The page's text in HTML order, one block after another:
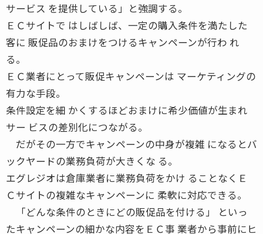
サービス を提供している」と強調する。
ＥＣサイトで はしばしば、一定の購入条件を満たした
客に 販促品のおまけをつけるキャンペーンが行わ れ
る。
ＥＣ業者にとって販促キャンペーンは マーケティングの
有力な手段。
条件設定を細 かくするほどおまけに希少価値が生まれ
サー ビスの差別化につながる。
だがその一方でキャンペーンの中身が複雑 になるとバ
ックヤードの業務負荷が大きくな る。
エグレジオは倉庫業者に業務負荷をかけ ることなくＥ
Ｃサイトの複雑なキャンペーンに 柔軟に対応できる。
「どんな条件のときにどの販促品を付ける」 といっ
たキャンペーンの細かな内容をＥＣ事 業者から事前にヒ